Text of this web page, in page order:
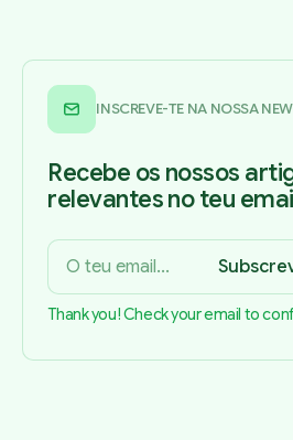
INSCREVE-TE NA NOSSA
Recebe os nossos
relevantes no teu
Thank you! Check your email to